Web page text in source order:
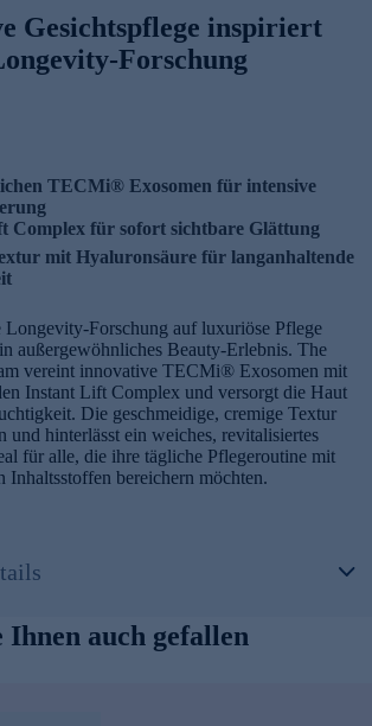
Gesichtspflege inspiriert
Forschung
TECMi® Exosomen für intensive
Complex für sofort sichtbare Glättung
mit Hyaluronsäure für langanhaltende
Longevity-Forschung auf luxuriöse Pflege
außergewöhnliches Beauty-Erlebnis. The
vereint innovative TECMi® Exosomen mit
Instant Lift Complex und versorgt die Haut
Die geschmeidige, cremige Textur
und hinterlässt ein weiches, revitalisiertes
für alle, die ihre tägliche Pflegeroutine mit
Inhaltsstoffen bereichern möchten.
Ihnen auch gefallen